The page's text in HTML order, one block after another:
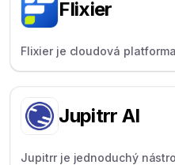
Flixier
Flixier je cloudová
vzdialené tímy, ktorá
Jupitrr AI
Jupitrr je jednoduchý